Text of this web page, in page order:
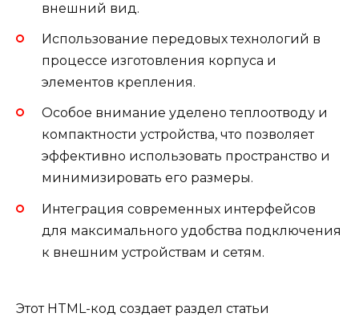
внешний вид.
Использование передовых технологий в
процессе изготовления корпуса и
элементов крепления.
Особое внимание уделено теплоотводу и
компактности устройства, что позволяет
эффективно использовать пространство и
минимизировать его размеры.
Интеграция современных интерфейсов
для максимального удобства подключения
к внешним устройствам и сетям.
Этот HTML-код создает раздел статьи